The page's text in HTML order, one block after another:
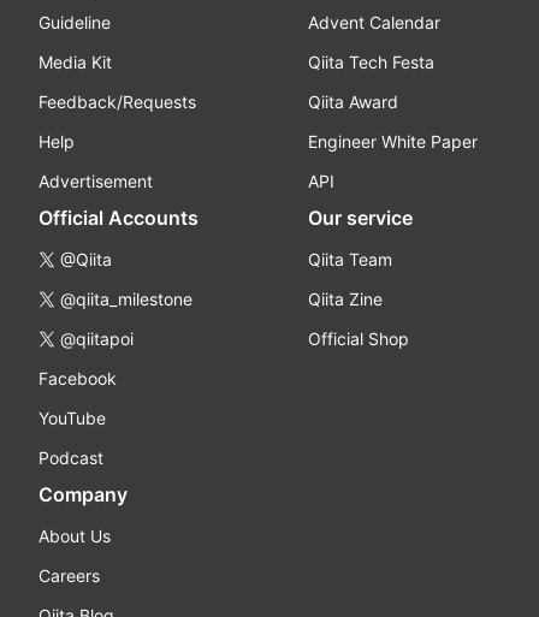
Guideline
Media Kit
Feedback/Requests
Help
Advertisement
Advent Calendar
Qiita Tech Festa
Qiita Award
Engineer White Paper
API
Official Accounts
@Qiita
@qiita_milestone
@qiitapoi
Facebook
YouTube
Podcast
Our service
Qiita Team
Qiita Zine
Official Shop
Company
About Us
Careers